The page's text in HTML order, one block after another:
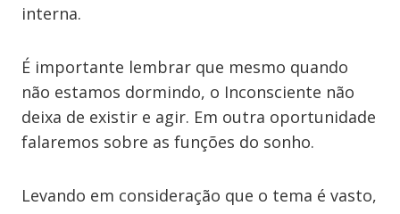
interna.
É importante lembrar que mesmo quando
não estamos dormindo, o Inconsciente não
deixa de existir e agir. Em outra oportunidade
falaremos sobre as funções do sonho.
Levando em consideração que o tema é vasto,